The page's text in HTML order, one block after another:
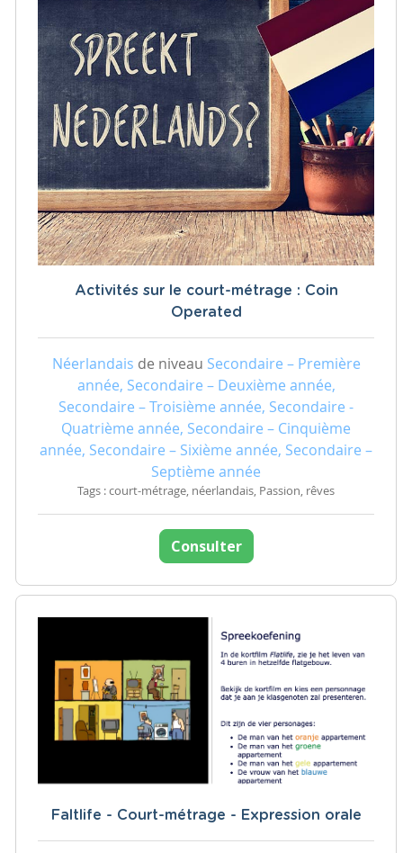
Activités sur le court-métrage : Coin
Operated
Néerlandais de niveau Secondaire – Première
année, Secondaire – Deuxième année,
Secondaire – Troisième année, Secondaire -
Quatrième année, Secondaire – Cinquième
année, Secondaire – Sixième année, Secondaire –
Septième année
Tags : court-métrage, néerlandais, Passion, rêves
Consulter
Faltlife - Court-métrage - Expression orale